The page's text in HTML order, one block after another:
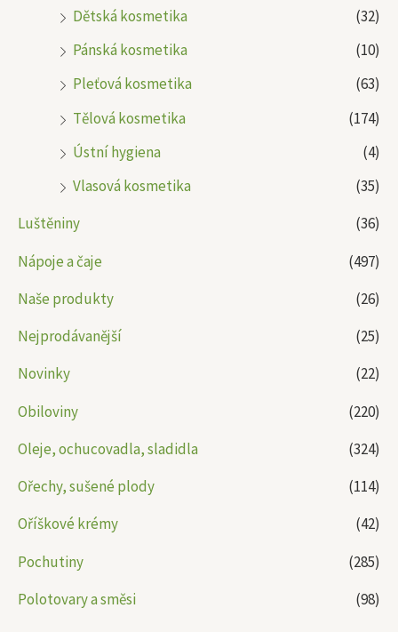
Dětská kosmetika
(32)
Pánská kosmetika
(10)
Pleťová kosmetika
(63)
Tělová kosmetika
(174)
Ústní hygiena
(4)
Vlasová kosmetika
(35)
Luštěniny
(36)
Nápoje a čaje
(497)
Naše produkty
(26)
Nejprodávanější
(25)
Novinky
(22)
Obiloviny
(220)
Oleje, ochucovadla, sladidla
(324)
Ořechy, sušené plody
(114)
Oříškové krémy
(42)
Pochutiny
(285)
Polotovary a směsi
(98)